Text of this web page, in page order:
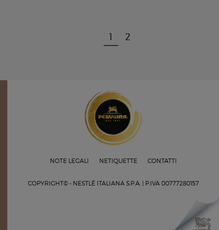
1 2
NOTE LEGALI NETIQUETTE CONTATTI
COPYRIGHT© - NESTLÉ ITALIANA S.P.A. | P.IVA 00777280157